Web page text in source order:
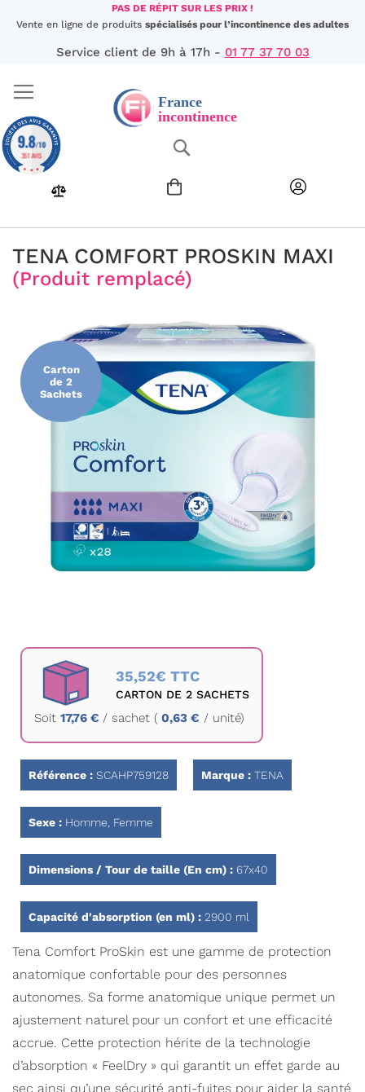
Aller
au
PAS DE RÉPIT SUR LES PRIX !
Vente en ligne de produits spécialisés pour l’incontinence des adultes
Service client de 9h à 17h - 01 77 37 70 03
TENA COMFORT PROSKIN MAXI
(Produit remplacé)
fin
de
galerie
Carton
de 2
Sachets
Passer
Galerie
35,52€ TTC
CARTON DE 2 SACHETS
Soit 17,76 € / sachet ( 0,63 € / unité)
Référence : SCAHP759128 Marque : TENA
Sexe : Homme, Femme
Dimensions / Tour de taille (En cm) : 67x40
Capacité d'absorption (en ml) : 2900 ml
Tena Comfort ProSkin est une gamme de protection
anatomique confortable pour des personnes
autonomes. Sa forme anatomique unique permet un
ajustement naturel pour un confort et une efficacité
accrue. Cette protection hérite de la technologie
d’absorption « FeelDry » qui garantit un effet garde au
sec ainsi qu’une sécurité anti-fuites pour aider la santé
9.8/10
351 AVIS